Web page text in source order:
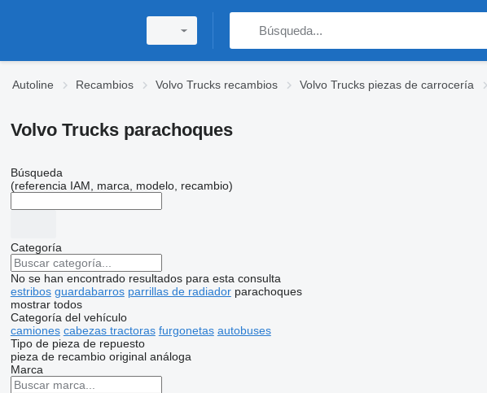
Autoline Recambios Volvo Trucks recambios Volvo Trucks piezas de carrocería
Volvo Trucks parachoques
Búsqueda
(referencia IAM, marca, modelo, recambio)
Categoría
No se han encontrado resultados para esta consulta
estribos guardabarros parrillas de radiador parachoques
mostrar todos
Categoría del vehículo
camiones cabezas tractoras furgonetas autobuses
Tipo de pieza de repuesto
pieza de recambio original análoga
Marca